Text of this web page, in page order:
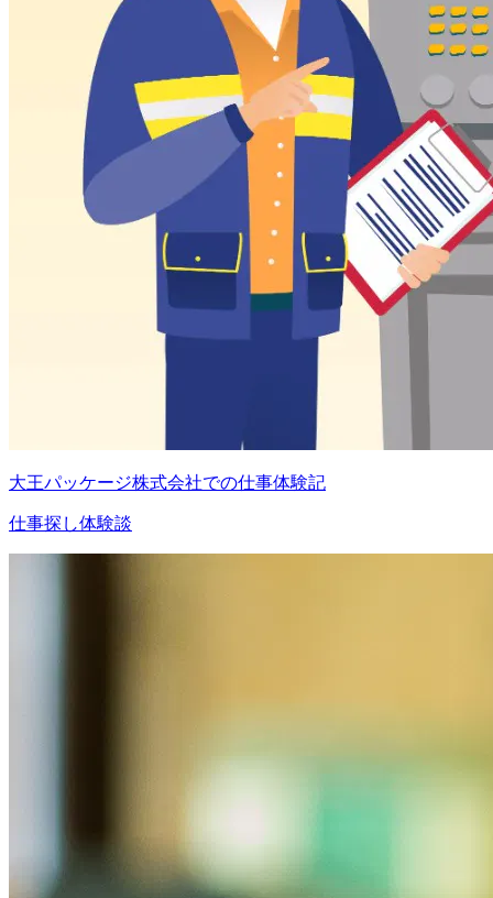
大王パッケージ株式会社での仕事体験記
仕事探し体験談